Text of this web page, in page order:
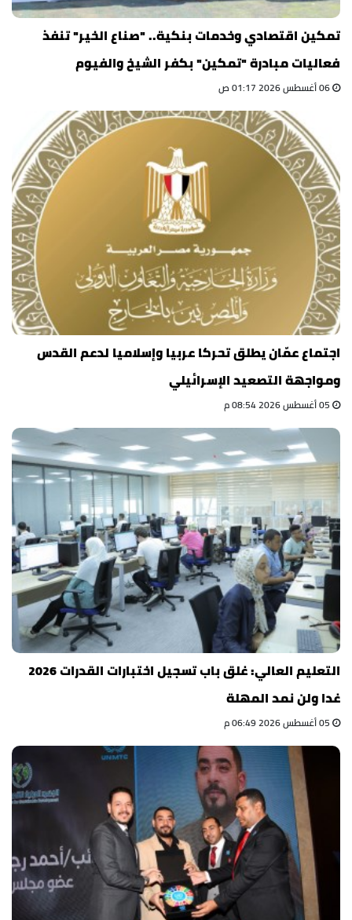
تمكين اقتصادي وخدمات بنكية.. "صناع الخير" تنفذ
فعاليات مبادرة "تمكين" بكفر الشيخ والفيوم
اجتماع عمّان يطلق تحركا عربيا وإسلاميا لدعم القدس
ومواجهة التصعيد الإسرائيلي
التعليم العالي: غلق باب تسجيل اختبارات القدرات 2026
غدا ولن نمد المهلة